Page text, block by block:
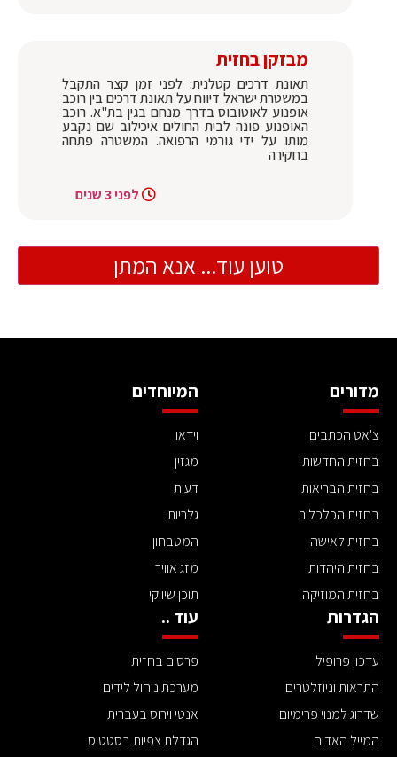
מבזקן בחזית
תאונת דרכים קטלנית: לפני זמן קצר התקבל
במשטרת ישראל דיווח על תאונת דרכים בין רוכב
אופנוע לאוטובוס בדרך מנחם בגין בת"א. רוכב
האופנוע פונה לבית החולים איכילוב שם נקבע
מותו על ידי גורמי הרפואה. המשטרה פתחה
בחקירה
לפני 3 שנים
טוען עוד... אנא המתן
מדורים
צ'אט הכתבים
בחזית החדשות
בחזית הבריאות
בחזית הכלכלית
בחזית לאישה
בחזית היהדות
בחזית המוזיקה
המיוחדים
וידאו
מגזין
דעות
גלריות
המטבחון
מזג אוויר
תוכן שיווקי
הגדרות
עדכון פרופיל
התראות וניוזלטרים
שדרוג למנוי פרימיום
המייל האדום
עוד ..
פרסום בחזית
מערכת ניהול לידים
אנטי וירוס בעברית
הגדלת צפיות בסטטוס